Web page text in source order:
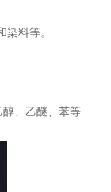
料等。
、乙醚、苯等